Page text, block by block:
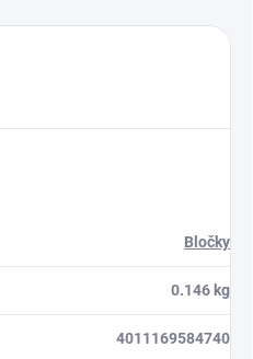
Bločky
0.146 kg
4011169584740